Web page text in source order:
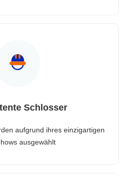
Schlosser
aufgrund ihres einzigartigen
ausgewählt